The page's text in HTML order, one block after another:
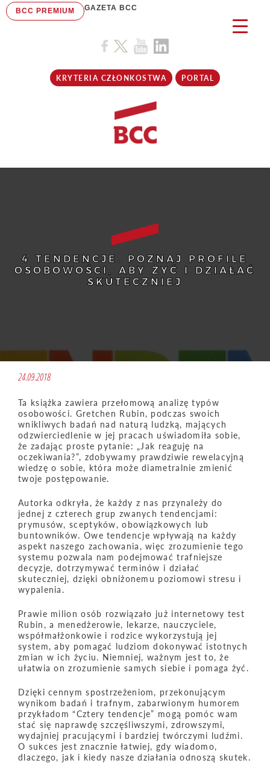
BCC PREMIUM GAZETA BCC
KRYTERIA CZŁONKOSTWA PORTAL
4 TENDENCJE. POZNAJ PROFILE
OSOBOWOŚCI, ABY ŻYĆ I DZIAŁAĆ
SKUTECZNIEJ
24.09.2018
Ta książka zawiera przełomową analizę typów
osobowości. Gretchen Rubin, podczas swoich
wnikliwych badań nad naturą ludzką, mających
odzwierciedlenie w jej pracach uświadomiła sobie,
że zadając proste pytanie: „Jak reaguję na
oczekiwania?”, zdobywamy prawdziwie rewelacyjną
wiedzę o sobie, która może diametralnie zmienić
twoje postępowanie.
Autorka odkryła, że każdy z nas przynależy do
jednej z czterech grup zwanych tendencjami:
prymusów, sceptyków, obowiązkowych lub
buntowników. Owe tendencje wpływają na każdy
aspekt naszego zachowania, więc zrozumienie tego
systemu pozwala nam podejmować trafniejsze
decyzje, dotrzymywać terminów i działać
skuteczniej, dzięki obniżonemu poziomowi stresu i
wypalenia.
Prawie milion osób rozwiązało już internetowy test
Rubin, a menedżerowie, lekarze, nauczyciele,
współmałżonkowie i rodzice wykorzystują jej
system, aby pomagać ludziom dokonywać istotnych
zmian w ich życiu. Niemniej, ważnym jest to, że
ułatwia on zrozumienie samych siebie i pomaga żyć.
Dzięki cennym spostrzeżeniom, przekonującym
wynikom badań i trafnym, zabarwionym humorem
przykładom “Cztery tendencje” mogą pomóc wam
stać się naprawdę szczęśliwszymi, zdrowszymi,
wydajniej pracującymi i bardziej twórczymi ludźmi.
O sukces jest znacznie łatwiej, gdy wiadomo,
dlaczego, jak i kiedy nasze działania odnoszą skutek.